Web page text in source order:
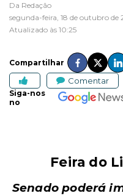
Da Redação
segunda-feira, 18 de outubro de
Atualizado às 10:25
Compartilhar
Comentar
Siga-nos
no
Feira do
Senado poderá